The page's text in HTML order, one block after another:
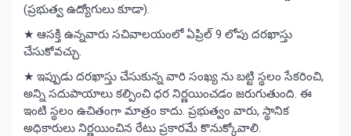
(ప్రభుత్వ ఉద్యోగులు కూడా).
★ ఆసక్తి ఉన్నవారు సచివాలయంలో ఏప్రిల్ 9 లోపు దరఖాస్తు
చేసుకోవచ్చు.
★ ఇప్పుడు దరఖాస్తు చేసుకున్న వారి సంఖ్య ను బట్టి స్థలం సేకరించి,
అన్ని సదుపాయాలు కల్పించి ధర నిర్ణయించడం జరుగుతుంది. ఈ
ఇంటి స్థలం ఉచితంగా మాత్రం కాదు. ప్రభుత్వం వారు, స్థానిక
అధికారులు నిర్ణయించిన రేటు ప్రకారమే కొనుక్కోవాలి.